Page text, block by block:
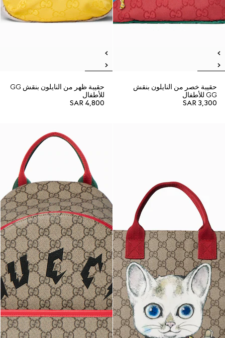
حقيبة خصر من النايلون بنقش
GG للأطفال
SAR 3,300
حقيبة ظهر من النايلون بنقش GG
للأطفال
SAR 4,800